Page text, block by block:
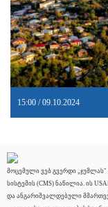
15:00 / 09.10.2024
მოცემული ვებ გვერდი
სისტემის (CMS) ნაწილია. ის
და ანგარიშვალდებული